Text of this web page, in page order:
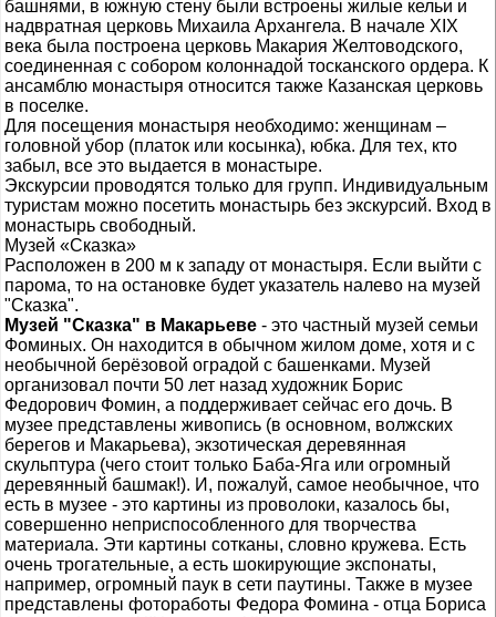
башнями, в южную стену были встроены жилые кельи и
надвратная церковь Михаила Архангела. В начале XIX
века была построена церковь Макария Желтоводского,
соединенная с собором колоннадой тосканского ордера. К
ансамблю монастыря относится также Казанская церковь
в поселке.
Для посещения монастыря необходимо: женщинам –
головной убор (платок или косынка), юбка. Для тех, кто
забыл, все это выдается в монастыре.
Экскурсии проводятся только для групп. Индивидуальным
туристам можно посетить монастырь без экскурсий. Вход в
монастырь свободный.
Музей «Сказка»
Расположен в 200 м к западу от монастыря. Если выйти с
парома, то на остановке будет указатель налево на музей
"Сказка".
Музей "Сказка" в Макарьеве - это частный музей семьи
Фоминых. Он находится в обычном жилом доме, хотя и с
необычной берёзовой оградой с башенками. Музей
организовал почти 50 лет назад художник Борис
Федорович Фомин, а поддерживает сейчас его дочь. В
музее представлены живопись (в основном, волжских
берегов и Макарьева), экзотическая деревянная
скульптура (чего стоит только Баба-Яга или огромный
деревянный башмак!). И, пожалуй, самое необычное, что
есть в музее - это картины из проволоки, казалось бы,
совершенно неприспособленного для творчества
материала. Эти картины сотканы, словно кружева. Есть
очень трогательные, а есть шокирующие экспонаты,
например, огромный паук в сети паутины. Также в музее
представлены фотоработы Федора Фомина - отца Бориса